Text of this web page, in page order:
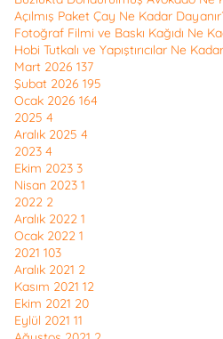
Açılmış Paket Çay Ne Kadar
Fotoğraf Filmi ve Baskı Kağıdı Ne
Hobi Tutkalı ve Yapıştırıcılar Ne
Mart 2026 137
Şubat 2026 195
Ocak 2026 164
2025 4
Aralık 2025 4
2023 4
Ekim 2023 3
Nisan 2023 1
2022 2
Aralık 2022 1
Ocak 2022 1
2021 103
Aralık 2021 2
Kasım 2021 12
Ekim 2021 20
Eylül 2021 11